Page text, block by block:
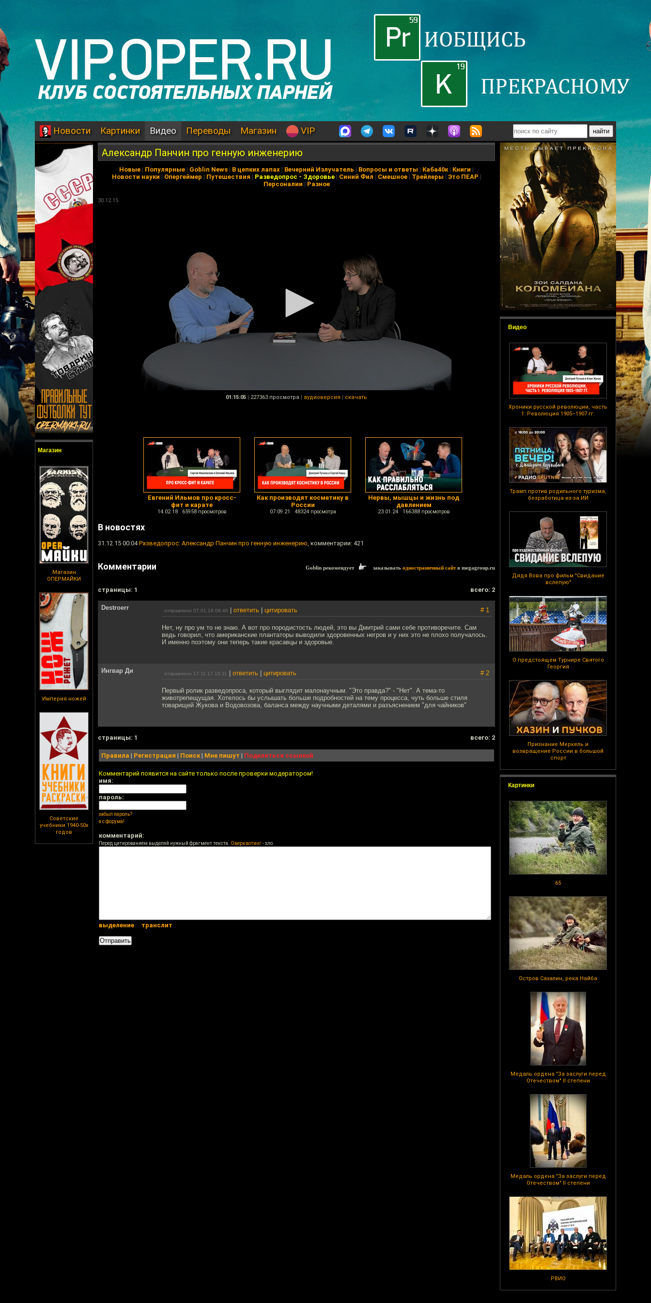
Новости Картинки Видео Переводы Магазин VIP
Магазин
Магазин
ОПЕРМАЙКИ
Империя ножей
Советские
учебники 1940-50х
годов
Видео
Хроники русской революции, часть
1: Революция 1905–1907 гг.
Трамп против родильного туризма,
безработица из-за ИИ
Дядя Вова про фильм "Свидание
вслепую"
О предстоящем Турнире Святого
Георгия
Признание Меркель и
возвращение России в большой
спорт
Картинки
65
Остров Сахалин, река Найба
Медаль ордена "За заслуги перед
Отечеством" II степени
Медаль ордена "За заслуги перед
Отечеством" II степени
РВИО
Александр Панчин про генную инженерию
Новые | Популярные | Goblin News | В цепких лапах | Вечерний Излучатель | Вопросы и ответы | Каба40к| Книги |
Новости науки | Опергеймер | Путешествия | Разведопрос - Здоровье| Синий Фил | Смешное| Трейлеры | Это ПЕАР |
Персоналии | Разное
30.12.15
01:15:05 | 227363 просмотра | аудиоверсия | скачать
Евгений Ильмов про кросс-
фит и карате
14.02.18 65958 просмотров
Как производят косметику в
России
07.09.21 48324 просмотра
Нервы, мышцы и жизнь под
давлением
23.01.24 166388 просмотров
В новостях
31.12.15 00:04Разведопрос: Александр Панчин про генную инженерию, комментарии: 421
Комментарии Goblin рекомендует заказывать одностраничный сайтв megagroup.ru
cтраницы: 1 всего: 2
Destroerr отправлено 07.01.16 06:46 ответить цитировать # 1
Нет, ну про ум то не знаю. А вот про породистость людей, это вы Дмитрий сами себе противоречите. Сам
ведь говорил, что американские плантаторы выводили здоровенных негров и у них это не плохо получалось.
И именно поэтому они теперь такие красавцы и здоровые.
Ингвар Ди отправлено 17.11.17 15:11 ответить цитировать # 2
Первый ролик разведопроса, который выглядит малонаучным. "Это правда?" - "Нет". А тема-то
животрепещущая. Хотелось бы услышать больше подробностей на тему процесса, чуть больше стиля
товарищей Жукова и Водовозова, баланса между научными деталями и разъяснением "для чайников"
cтраницы: 1 всего: 2
Правила | Регистрация | Поиск| Мне пишут | Поделиться ссылкой
Комментарий появится на сайте только после проверки модератором!
имя:
пароль:
забыл пароль?
я с форума!
комментарий:
Перед цитированием выделяй нужный фрагмент текста. Оверквотинг- зло.
выделение транслит